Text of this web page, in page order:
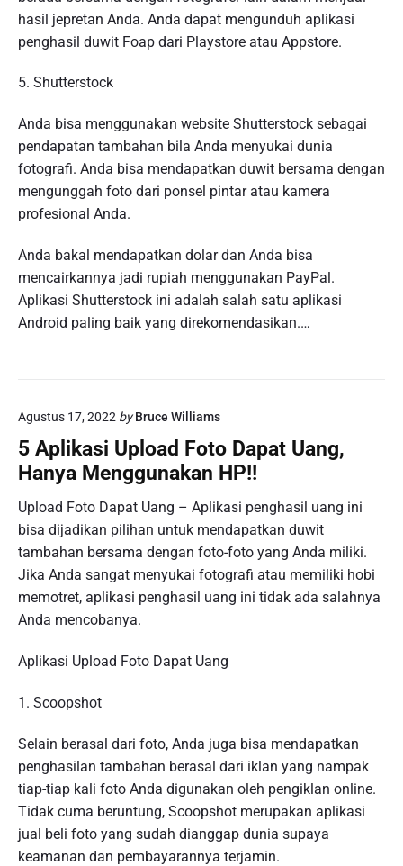
hasil jepretan Anda. Anda dapat mengunduh aplikasi
penghasil duwit Foap dari Playstore atau Appstore.
5. Shutterstock
Anda bisa menggunakan website Shutterstock sebagai
pendapatan tambahan bila Anda menyukai dunia
fotografi. Anda bisa mendapatkan duwit bersama dengan
mengunggah foto dari ponsel pintar atau kamera
profesional Anda.
Anda bakal mendapatkan dolar dan Anda bisa
mencairkannya jadi rupiah menggunakan PayPal.
Aplikasi Shutterstock ini adalah salah satu aplikasi
Android paling baik yang direkomendasikan.…
Agustus 17, 2022 by Bruce Williams
5 Aplikasi Upload Foto Dapat Uang,
Hanya Menggunakan HP!!
Upload Foto Dapat Uang – Aplikasi penghasil uang ini
bisa dijadikan pilihan untuk mendapatkan duwit
tambahan bersama dengan foto-foto yang Anda miliki.
Jika Anda sangat menyukai fotografi atau memiliki hobi
memotret, aplikasi penghasil uang ini tidak ada salahnya
Anda mencobanya.
Aplikasi Upload Foto Dapat Uang
1. Scoopshot
Selain berasal dari foto, Anda juga bisa mendapatkan
penghasilan tambahan berasal dari iklan yang nampak
tiap-tiap kali foto Anda digunakan oleh pengiklan online.
Tidak cuma beruntung, Scoopshot merupakan aplikasi
jual beli foto yang sudah dianggap dunia supaya
keamanan dan pembayarannya terjamin.